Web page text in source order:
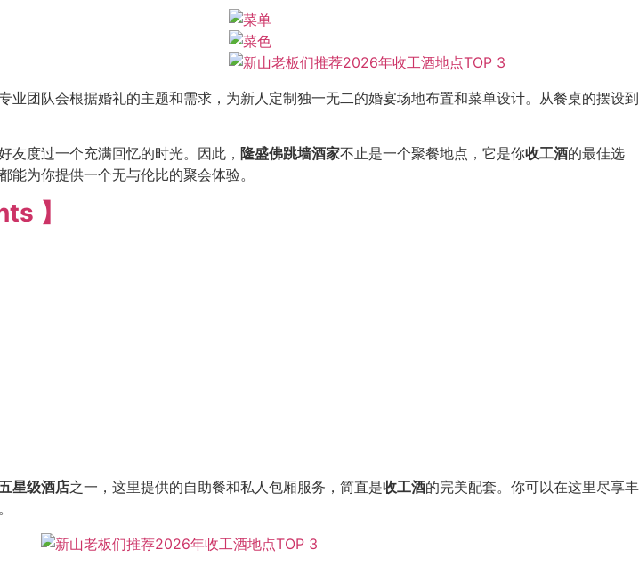
团队会根据婚礼的主题和需求，为新人定制独一无二的婚宴场地布置和菜单设计。从餐桌的摆设到
友度过一个充满回忆的时光。因此， 隆盛佛跳墙酒家不止是一个聚餐地点，它是你收工酒的最佳选
为你提供一个无与伦比的聚会体验。
】
五星级酒店之一，这里提供的自助餐和私人包厢服务，简直是收工酒的完美配套。你可以在这里尽享丰